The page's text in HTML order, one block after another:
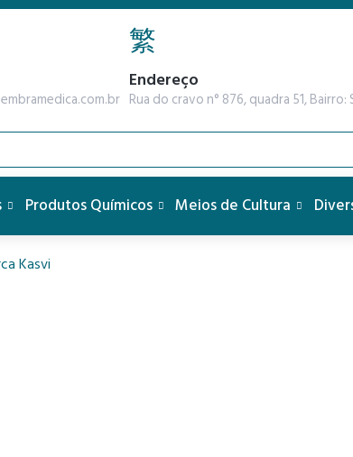
Endereço
Rua do cravo n° 876, quadra 51, Bairro:
Produtos Químicos Meios de Cultura
Kasvi